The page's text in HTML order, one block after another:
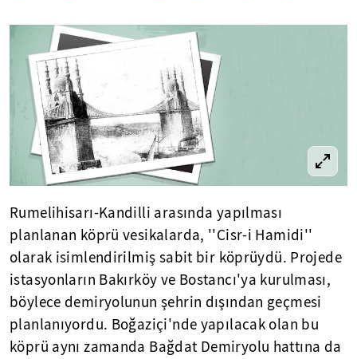
Rumelihisarı-Kandilli arasında yapılması
planlanan köprü vesikalarda, ''Cisr-i Hamidi''
olarak isimlendirilmiş sabit bir köprüydü. Projede
istasyonların Bakırköy ve Bostancı'ya kurulması,
böylece demiryolunun şehrin dışından geçmesi
planlanıyordu. Boğaziçi'nde yapılacak olan bu
köprü aynı zamanda Bağdat Demiryolu hattına da